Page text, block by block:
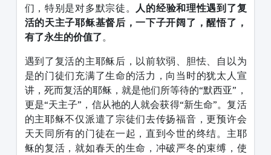
们，特别是对多默宗徒。
人的经验和理性遇到了复
活的天主子耶稣基督后，一下子开阔了，醒悟了，
有了永生的价值了。
遇到了复活的主耶稣后，以前软弱、胆怯、自以为
是的门徒们充满了生命的活力，向当时的犹太人宣
讲，死而复活的耶稣，就是他们所等待的“默西亚”，
更是“天主子”，信从祂的人就会获得“新生命”。复活
的主耶稣不仅派遣了宗徒们去传扬福音，更预许会
天天同所有的门徒在一起，直到今世的终结。主耶
稣的复活，就如春天的生命，冲破严冬的束缚，使